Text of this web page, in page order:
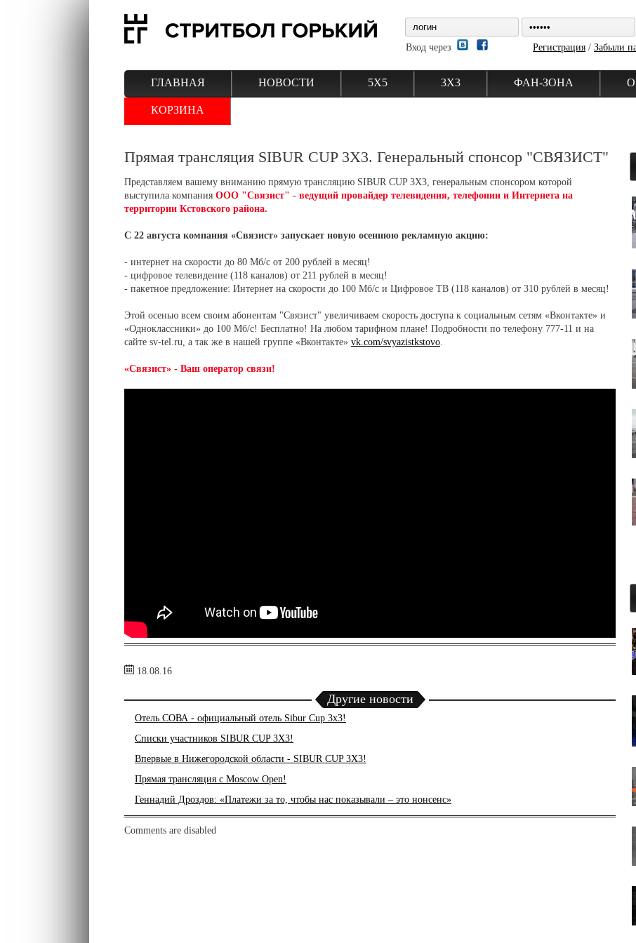
Вход через Регистрация / Забыли
ГЛАВНАЯ НОВОСТИ 5Х5 3Х3 ФАН-ЗОНА
КОРЗИНА
Прямая трансляция SIBUR CUP 3X3. Генеральный спонсор "СВЯЗИСТ"
Представляем вашему вниманию прямую трансляцию SIBUR CUP 3X3, генеральным спонсором которой
выступила компания ООО "Связист" - ведущий провайдер телевидения, телефонии и Интернета на
территории Кстовского района.
С 22 августа компания «Связист» запускает новую осеннюю рекламную акцию:
- интернет на скорости до 80 Мб/с от 200 рублей в месяц!
- цифровое телевидение (118 каналов) от 211 рублей в месяц!
- пакетное предложение: Интернет на скорости до 100 Мб/с и Цифровое ТВ (118 каналов) от 310 рублей в месяц!
Этой осенью всем своим абонентам "Связист" увеличиваем скорость доступа к социальным сетям «Вконтакте» и
«Одноклассники» до 100 Мб/с! Бесплатно! На любом тарифном плане! Подробности по телефону 777-11 и на
сайте sv-tel.ru, а так же в нашей группе «Вконтакте» vk.com/svyazistkstovo.
«Связист» - Ваш оператор связи!
18.08.16
Другие новости
Отель СОВА - официальный отель Sibur Cup 3x3!
Списки участников SIBUR CUP 3X3!
Впервые в Нижегородской области - SIBUR CUP 3X3!
Прямая трансляция с Moscow Open!
Геннадий Дроздов: «Платежи за то, чтобы нас показывали – это нонсенс»
Comments are disabled